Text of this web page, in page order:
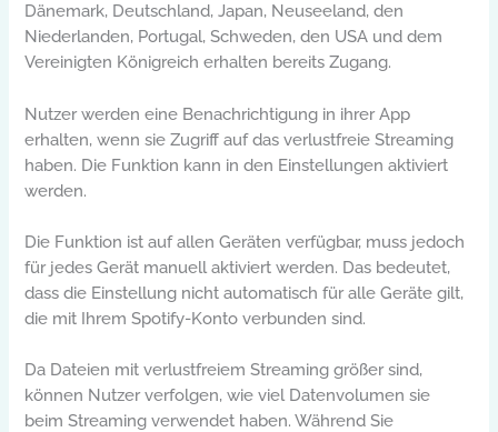
Dänemark, Deutschland, Japan, Neuseeland, den
Niederlanden, Portugal, Schweden, den USA und dem
Vereinigten Königreich erhalten bereits Zugang.
Nutzer werden eine Benachrichtigung in ihrer App
erhalten, wenn sie Zugriff auf das verlustfreie Streaming
haben. Die Funktion kann in den Einstellungen aktiviert
werden.
Die Funktion ist auf allen Geräten verfügbar, muss jedoch
für jedes Gerät manuell aktiviert werden. Das bedeutet,
dass die Einstellung nicht automatisch für alle Geräte gilt,
die mit Ihrem Spotify-Konto verbunden sind.
Da Dateien mit verlustfreiem Streaming größer sind,
können Nutzer verfolgen, wie viel Datenvolumen sie
beim Streaming verwendet haben. Während Sie